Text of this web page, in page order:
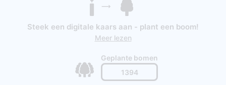
Steek een digitale kaars aan - plant een boom!
Meer lezen
Geplante bomen
1394